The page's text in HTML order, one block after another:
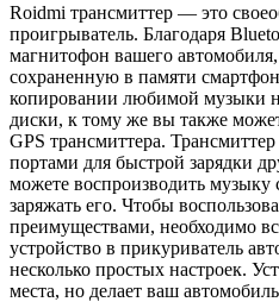
Roidmi трансмиттер — это
проигрыватель. Благодаря
магнитофон вашего
сохраненную в памяти
копировании любимой музыки
диски, к тому же вы также
GPS трансмиттера.
портами для быстрой зарядки
можете воспроизводить
заряжать его. Чтобы
преимуществами, необходимо
устройство в прикуриватель
несколько простых настроек.
места, но делает ваш